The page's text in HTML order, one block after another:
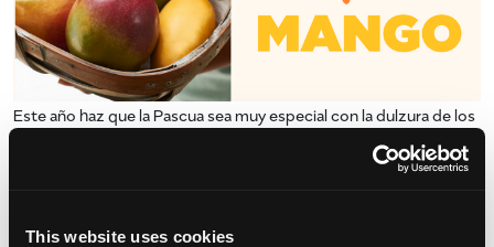
This website uses cookies
Este año haz que la Pascua sea muy especial con la dulzura de los
mangos. Estamos cubriendo nuestras formas favoritas de agregar
Leer más… from Incorpora Mangos esta Semana Santa